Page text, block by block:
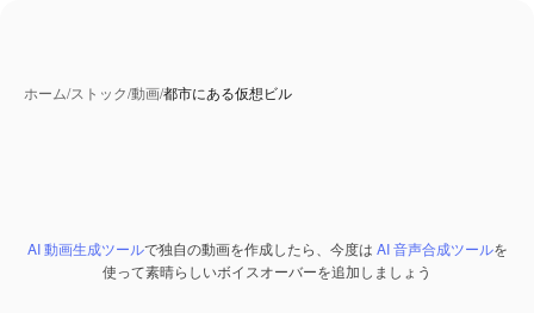
ホーム/ストック/動画/都市にある仮想ビル
PremiumAI 生成コンテンツ
AI 動画生成ツールで独自の動画を作成したら、今度は AI 音声合成ツールを
使って素晴らしいボイスオーバーを追加しましょう